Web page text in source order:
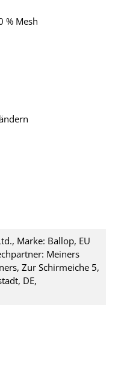
% Mesh
Marke: Ballop, EU
Meiners
Zur Schirmeiche 5,
DE,